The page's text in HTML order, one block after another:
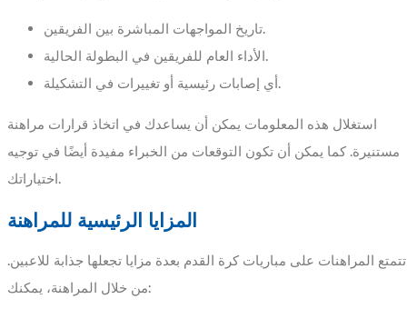
تاريخ المواجهات المباشرة بين الفريقين.
الأداء العام للفريقين في البطولة الحالية.
أي إصابات رئيسية أو تغييرات في التشكيلة.
استغلال هذه المعلومات يمكن أن يساعدك في اتخاذ قرارات مراهنة
مستنيرة. كما يمكن أن تكون التوقعات من الخبراء مفيدة أيضًا في توجيه
اختياراتك.
المزايا الرئيسية للمراهنة
تتمتع المراهنات على مباريات كرة القدم بعدة مزايا تجعلها جذابة للاعبين.
من خلال المراهنة، يمكنك: